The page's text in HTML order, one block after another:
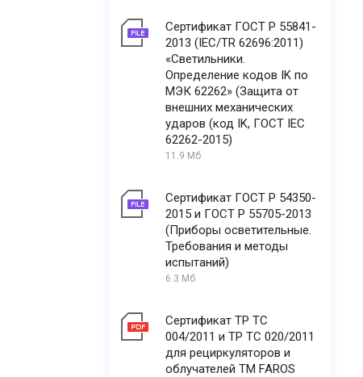
Сертификат ГОСТ Р 55841-
2013 (IEC/TR 62696:2011)
«Светильники.
Определение кодов IK по
МЭК 62262» (Защита от
внешних механических
ударов (код IK, ГОСТ IEC
62262-2015)
11.9 Мб
Сертификат ГОСТ Р 54350-
2015 и ГОСТ Р 55705-2013
(Приборы осветительные.
Требования и методы
испытаний)
6.3 Мб
Сертификат ТР ТС
004/2011 и ТР ТС 020/2011
для рециркуляторов и
облучателей ТМ FAROS